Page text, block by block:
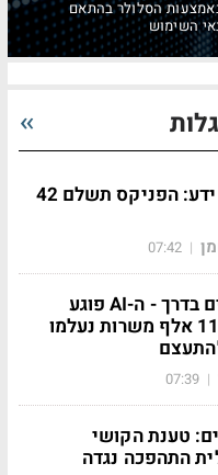
הסלולר בהתאם
נהג בשלילה ולא ידע: הפניקס תשלם 42
|
07:42
הפיטורים הגדולים בדרך - ה-AI פוגע
בשוק העבודה: 113 אלף משרות נעלמו
|
07:39
טענת הקושי
התהפכה נגדה